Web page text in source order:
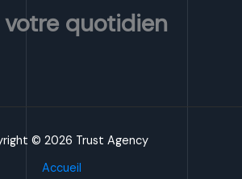
quotidien
© 2026 Trust Agency
Accueil